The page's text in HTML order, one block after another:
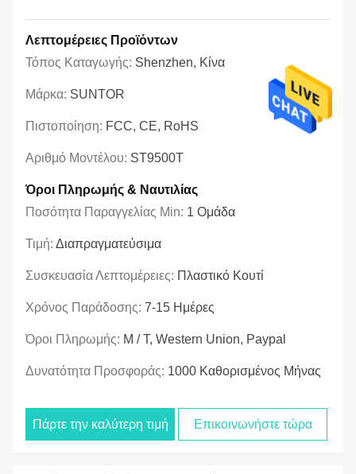
Λεπτομέρειες Προϊόντων
Τόπος Καταγωγής: Shenzhen, Κίνα
Μάρκα: SUNTOR
Πιστοποίηση: FCC, CE, RoHS
Αριθμό Μοντέλου: ST9500T
Όροι Πληρωμής & Ναυτιλίας
Ποσότητα Παραγγελίας Min: 1 Ομάδα
Τιμή: Διαπραγματεύσιμα
Συσκευασία Λεπτομέρειες: Πλαστικό Κουτί
Χρόνος Παράδοσης: 7-15 Ημέρες
Όροι Πληρωμής: Μ / Τ, Western Union, Paypal
Δυνατότητα Προσφοράς: 1000 Καθορισμένος Μήνας
Πάρτε την καλύτερη τιμή Επικοινωνήστε τώρα